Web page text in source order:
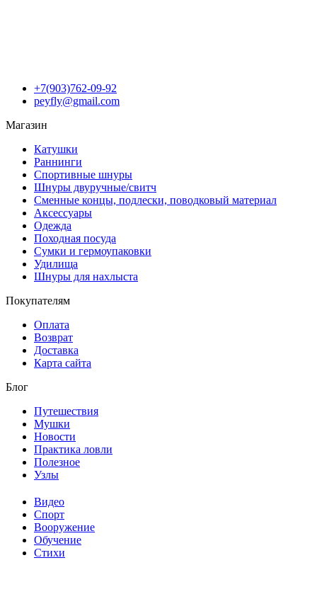
+7(903)762-09-92
peyfly@gmail.com
Магазин
Катушки
Раннинги
Спортивные шнуры
Шнуры двуручные/свитч
Сменные концы, подлески, поводковый материал
Аксессуары
Одежда
Походная посуда
Сумки и гермоупаковки
Удилища
Шнуры для нахлыста
Покупателям
Оплата
Возврат
Доставка
Карта сайта
Блог
Путешествия
Мушки
Новости
Практика ловли
Полезное
Узлы
Видео
Спорт
Вооружение
Обучение
Стихи